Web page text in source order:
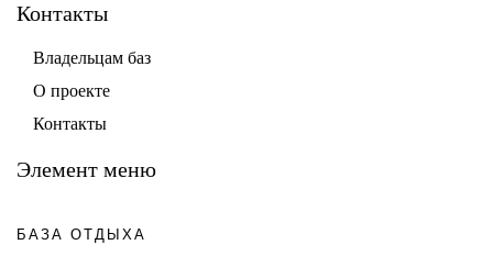
Контакты
Владельцам баз
О проекте
Контакты
Элемент меню
БАЗА ОТДЫХА